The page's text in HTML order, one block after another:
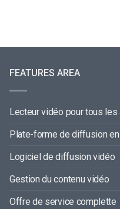
FEATURES AREA
Lecteur vidéo pour tous les
Plate-forme de diffusion
Logiciel de diffusion vidéo
Gestion du contenu vidéo
Offre de service complette